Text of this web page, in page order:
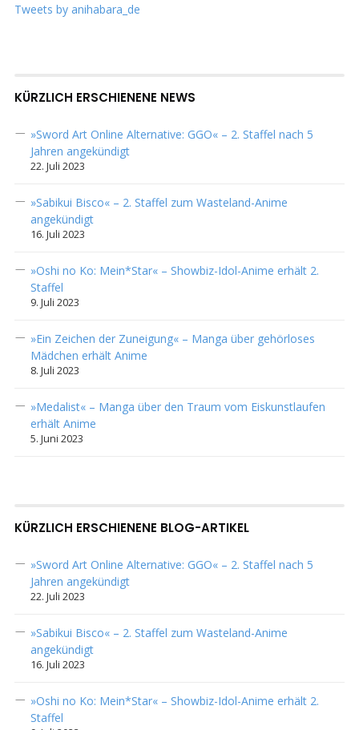
Tweets by anihabara_de
KÜRZLICH ERSCHIENENE NEWS
»Sword Art Online Alternative: GGO« – 2. Staffel nach 5
Jahren angekündigt
22. Juli 2023
»Sabikui Bisco« – 2. Staffel zum Wasteland-Anime
angekündigt
16. Juli 2023
»Oshi no Ko: Mein*Star« – Showbiz-Idol-Anime erhält 2.
Staffel
9. Juli 2023
»Ein Zeichen der Zuneigung« – Manga über gehörloses
Mädchen erhält Anime
8. Juli 2023
»Medalist« – Manga über den Traum vom Eiskunstlaufen
erhält Anime
5. Juni 2023
KÜRZLICH ERSCHIENENE BLOG-ARTIKEL
»Sword Art Online Alternative: GGO« – 2. Staffel nach 5
Jahren angekündigt
22. Juli 2023
»Sabikui Bisco« – 2. Staffel zum Wasteland-Anime
angekündigt
16. Juli 2023
»Oshi no Ko: Mein*Star« – Showbiz-Idol-Anime erhält 2.
Staffel